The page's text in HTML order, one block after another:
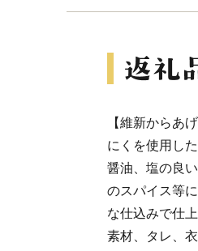
【維新からあ
にくを使用し
醤油、塩の良
のスパイス等
な仕込みで仕上
素材、タレ、